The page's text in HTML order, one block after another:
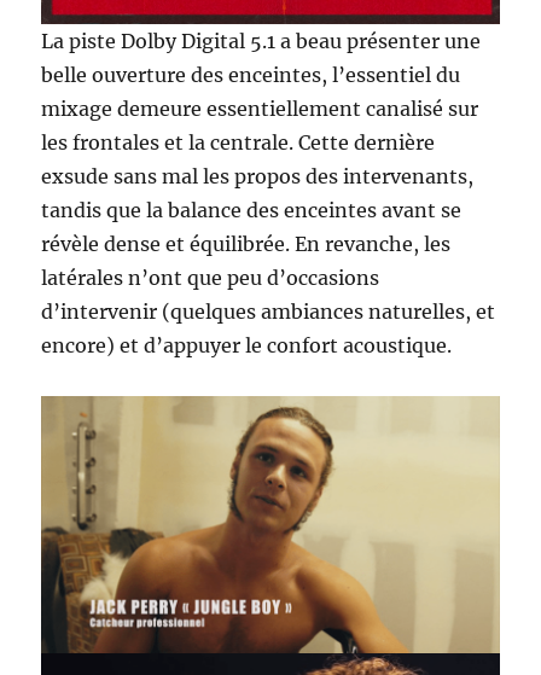
La piste Dolby Digital 5.1 a beau présenter une
belle ouverture des enceintes, l’essentiel du
mixage demeure essentiellement canalisé sur
les frontales et la centrale. Cette dernière
exsude sans mal les propos des intervenants,
tandis que la balance des enceintes avant se
révèle dense et équilibrée. En revanche, les
latérales n’ont que peu d’occasions
d’intervenir (quelques ambiances naturelles, et
encore) et d’appuyer le confort acoustique.